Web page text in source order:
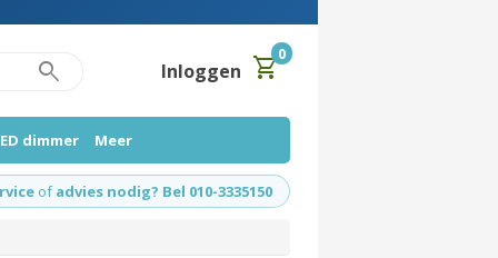
search Inloggen shopping_cart0
dimmer Meer
of advies nodig? Bel 010-3335150